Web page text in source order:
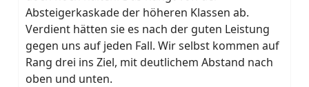
Absteigerkaskade der höheren Klassen ab.
Verdient hätten sie es nach der guten Leistung
gegen uns auf jeden Fall. Wir selbst kommen auf
Rang drei ins Ziel, mit deutlichem Abstand nach
oben und unten.